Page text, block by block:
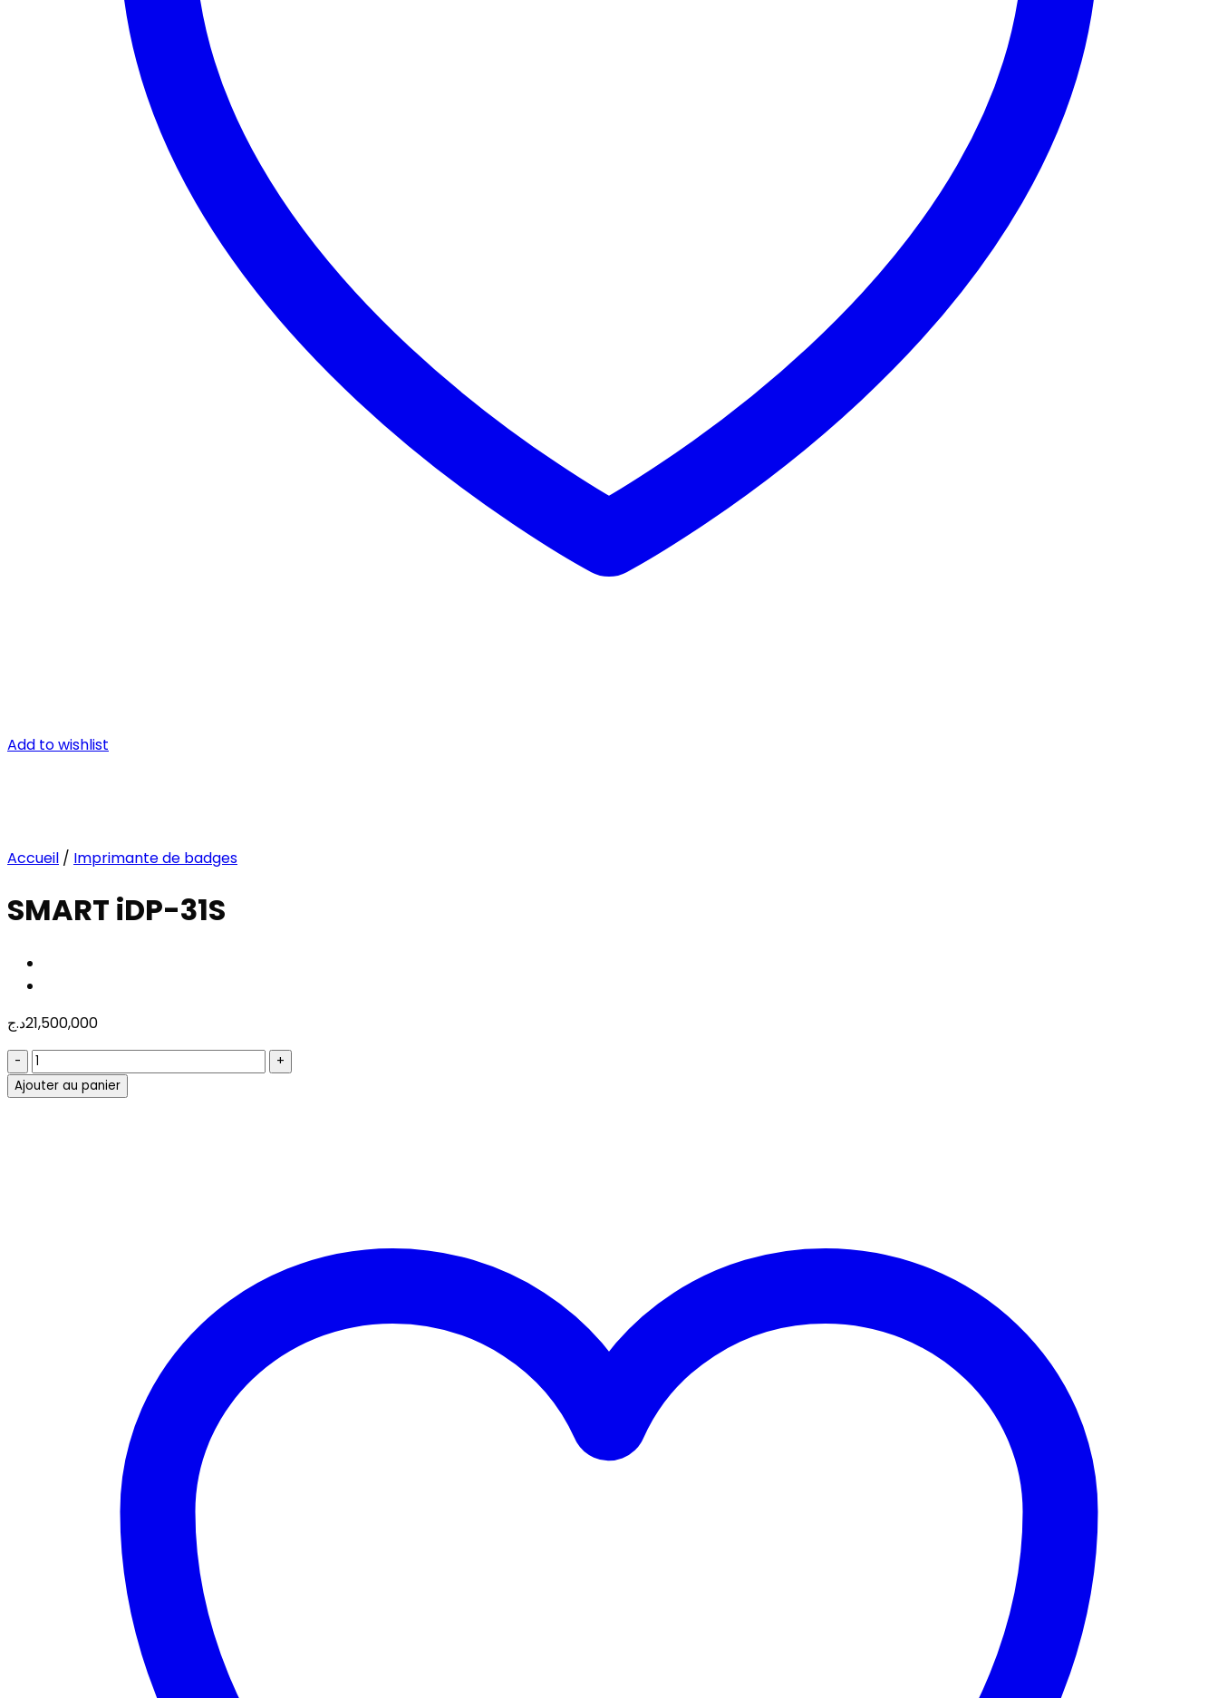
Add to wishlist
Accueil / Imprimante de badges
SMART iDP-31S
21,500,000د.ج
quantité
de
SMART
Ajouter au panier